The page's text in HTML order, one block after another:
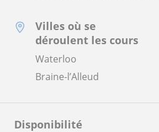
Villes où se
déroulent les cours
Waterloo
Braine-l’Alleud
Disponibilité